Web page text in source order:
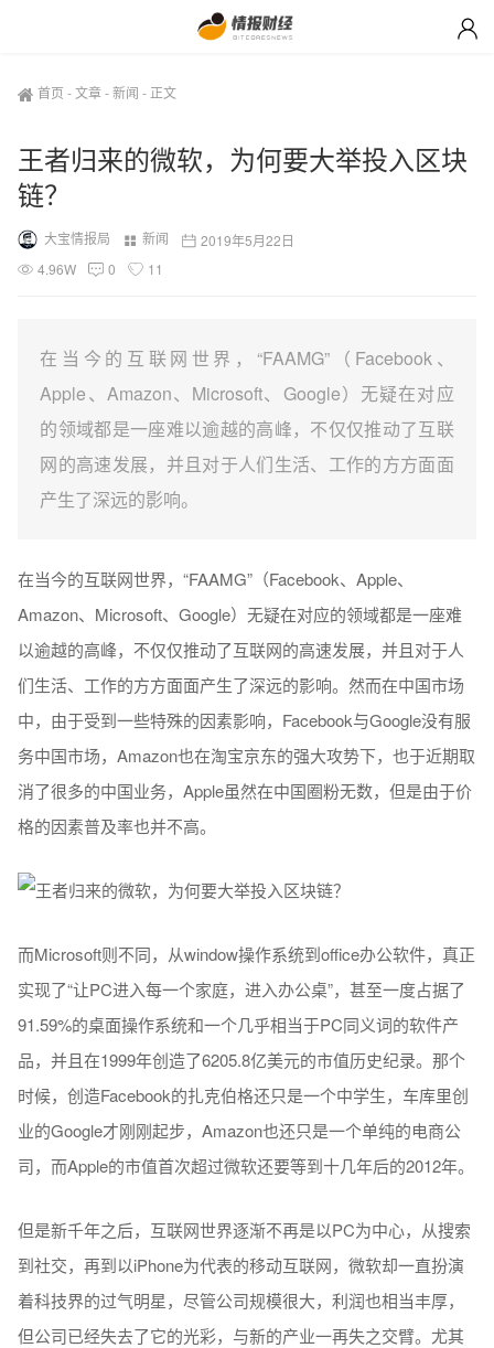
首页 -文章-新闻 - 正文
王者归来的微软，为何要大举投入区块
链？
大宝情报局 新闻
2019年5月22日
4.96W
0 11
在当今的互联网世界，“FAAMG”（Facebook、
Apple、Amazon、Microsoft、Google）无疑在对应
的领域都是一座难以逾越的高峰，不仅仅推动了互联
网的高速发展，并且对于人们生活、工作的方方面面
产生了深远的影响。
在当今的互联网世界，“FAAMG”（Facebook、Apple、
Amazon、Microsoft、Google）无疑在对应的领域都是一座难
以逾越的高峰，不仅仅推动了互联网的高速发展，并且对于人
们生活、工作的方方面面产生了深远的影响。然而在中国市场
中，由于受到一些特殊的因素影响，Facebook与Google没有服
务中国市场，Amazon也在淘宝京东的强大攻势下，也于近期取
消了很多的中国业务，Apple虽然在中国圈粉无数，但是由于价
格的因素普及率也并不高。
而Microsoft则不同，从window操作系统到office办公软件，真正
实现了“让PC进入每一个家庭，进入办公桌”，甚至一度占据了
91.59%的桌面操作系统和一个几乎相当于PC同义词的软件产
品，并且在1999年创造了6205.8亿美元的市值历史纪录。那个
时候，创造Facebook的扎克伯格还只是一个中学生，车库里创
业的Google才刚刚起步，Amazon也还只是一个单纯的电商公
司，而Apple的市值首次超过微软还要等到十几年后的2012年。
但是新千年之后，互联网世界逐渐不再是以PC为中心，从搜索
到社交，再到以iPhone为代表的移动互联网，微软却一直扮演
着科技界的过气明星，尽管公司规模很大，利润也相当丰厚，
但公司已经失去了它的光彩，与新的产业一再失之交臂。尤其